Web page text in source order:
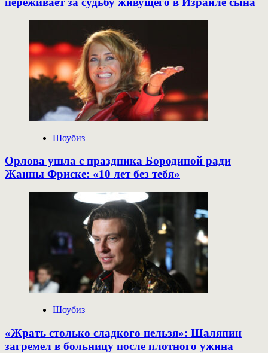
Шоубиз
Орлова ушла с праздника Бородиной ради
Жанны Фриске: «10 лет без тебя»
Шоубиз
«Жрать столько сладкого нельзя»: Шаляпин
загремел в больницу после плотного ужина